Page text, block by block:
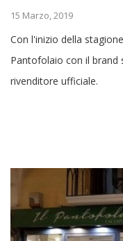
15 Marzo, 2019
Con l'inizio della
Pantofolaio con il brand
rivenditore ufficiale.